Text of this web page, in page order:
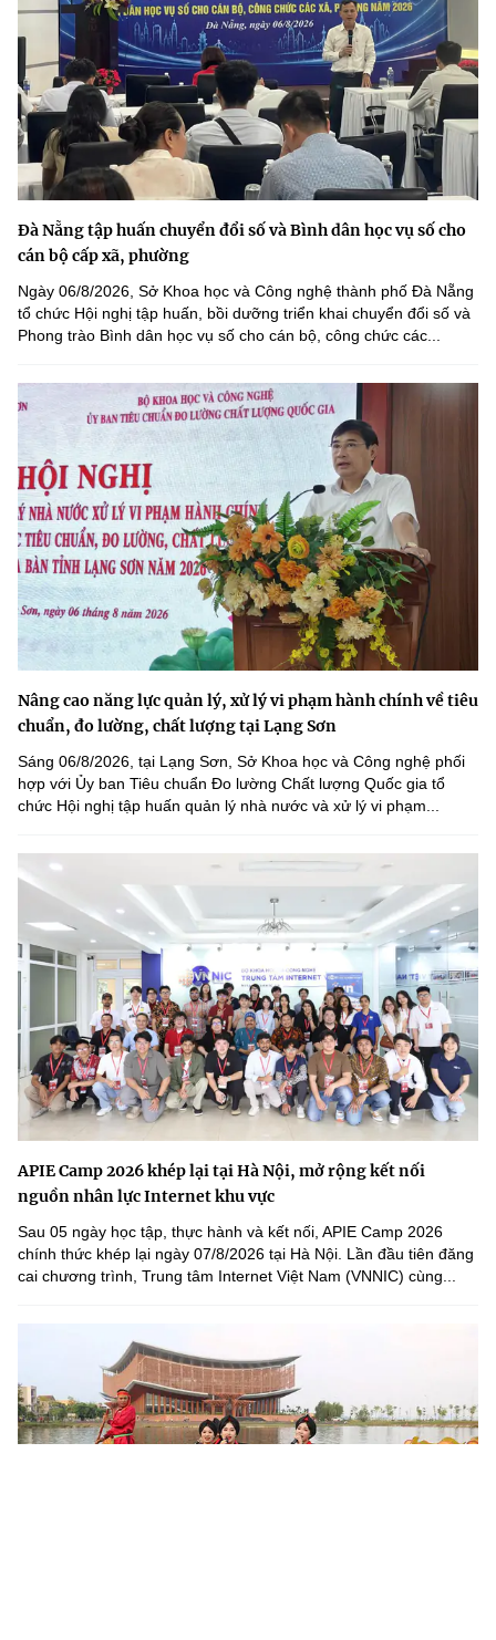
Đà Nẵng tập huấn chuyển đổi số và Bình dân học vụ số cho
cán bộ cấp xã, phường
Ngày 06/8/2026, Sở Khoa học và Công nghệ thành phố Đà Nẵng
tổ chức Hội nghị tập huấn, bồi dưỡng triển khai chuyển đổi số và
Phong trào Bình dân học vụ số cho cán bộ, công chức các...
Nâng cao năng lực quản lý, xử lý vi phạm hành chính về tiêu
chuẩn, đo lường, chất lượng tại Lạng Sơn
Sáng 06/8/2026, tại Lạng Sơn, Sở Khoa học và Công nghệ phối
hợp với Ủy ban Tiêu chuẩn Đo lường Chất lượng Quốc gia tổ
chức Hội nghị tập huấn quản lý nhà nước và xử lý vi phạm...
APIE Camp 2026 khép lại tại Hà Nội, mở rộng kết nối
nguồn nhân lực Internet khu vực
Sau 05 ngày học tập, thực hành và kết nối, APIE Camp 2026
chính thức khép lại ngày 07/8/2026 tại Hà Nội. Lần đầu tiên đăng
cai chương trình, Trung tâm Internet Việt Nam (VNNIC) cùng...